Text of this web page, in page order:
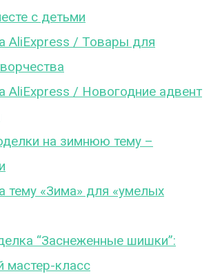
с детьми
AliExpress / Товары для
AliExpress / Новогодние адвент
на зимнюю тему –
тему «Зима» для «умелых
“Заснеженные шишки”:
мастер-класс